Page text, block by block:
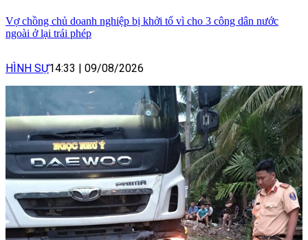
Vợ chồng chủ doanh nghiệp bị khởi tố vì cho 3 công dân nước
ngoài ở lại trái phép
HÌNH SỰ14:33 09/08/2026